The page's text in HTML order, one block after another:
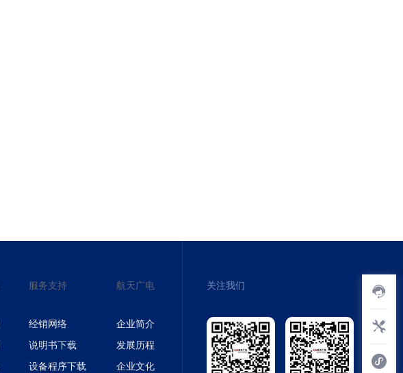
服务支持
经销网络
说明书下载
设备程序下载
航天广电
企业简介
发展历程
企业文化
关注我们